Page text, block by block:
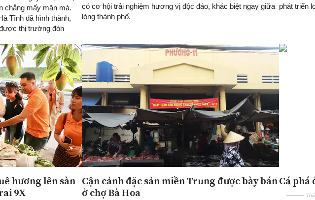
chẳng mấy mặn mà.
Tĩnh đã hình thành,
thị trường đón
có cơ hội trải nghiệm hương vị độc đáo, khác biệt ngay giữa
lòng thành phố.
phát triển
hương lên sàn
9X
Cận cảnh đặc sản miền Trung được bày bán
ở chợ Bà Hoa
Cá phá